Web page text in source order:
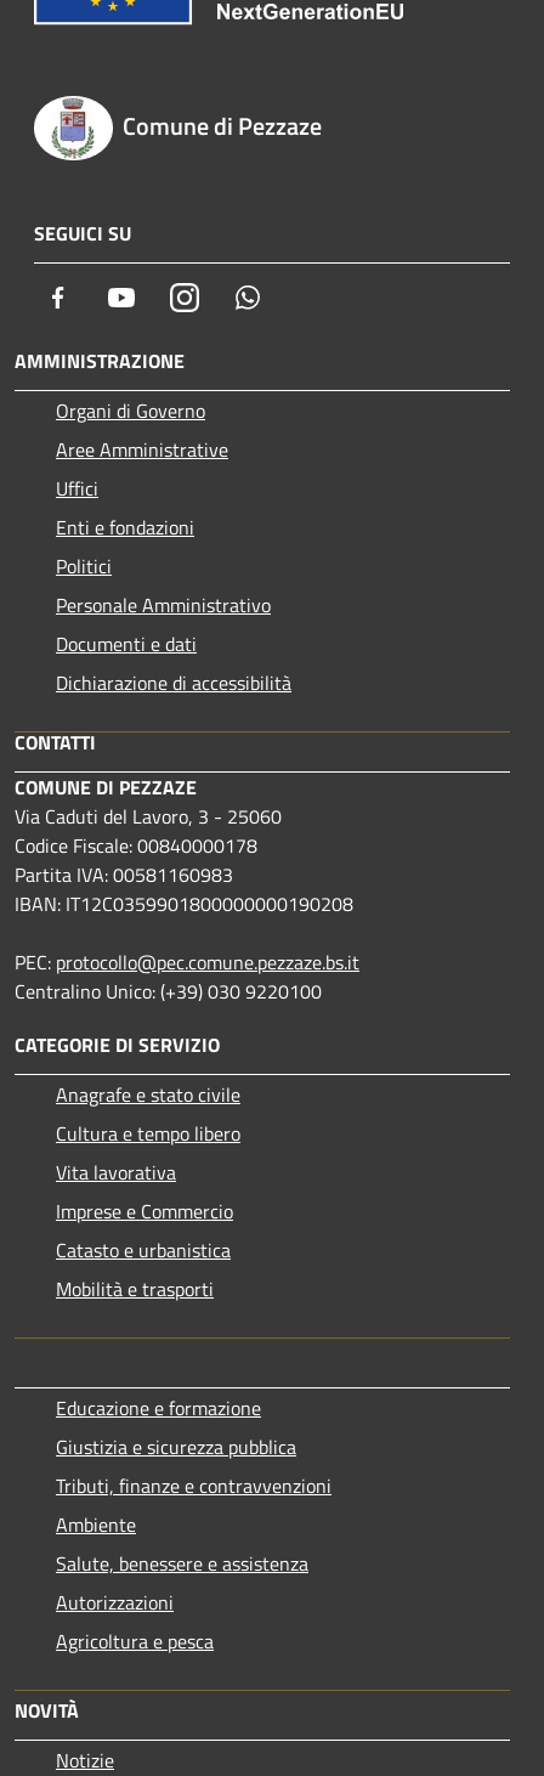
Comune di Pezzaze
SEGUICI SU
Facebook YoutubeInstagram
AMMINISTRAZIONE
Organi di Governo
Aree Amministrative
Uffici
Enti e fondazioni
Politici
Personale Amministrativo
Documenti e dati
Dichiarazione di accessibilità
CONTATTI
COMUNE DI PEZZAZE
Via Caduti del Lavoro, 3 - 25060
Codice Fiscale: 00840000178
Partita IVA: 00581160983
IBAN: IT12C0359901800000000190208
PEC: protocollo@pec.comune.pezzaze.bs.it
Centralino Unico: (+39) 030 9220100
CATEGORIE DI SERVIZIO
Anagrafe e stato civile
Cultura e tempo libero
Vita lavorativa
Imprese e Commercio
Catasto e urbanistica
Mobilità e trasporti
Educazione e formazione
Giustizia e sicurezza pubblica
Tributi, finanze e contravvenzioni
Ambiente
Salute, benessere e assistenza
Autorizzazioni
Agricoltura e pesca
NOVITÀ
Notizie